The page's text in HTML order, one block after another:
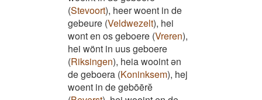
(Stevoort), heer woent in de
gebeure (Veldwezelt), hei
wont en os geboere (Vreren),
hei wönt in uus geboere
(Riksingen), heia wooint ən
de geboera (Koninksem), hej
woent in de gebōērĕ